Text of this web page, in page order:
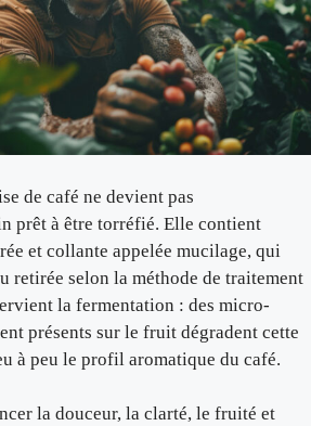
de café ne devient pas
prêt à être torréfié. Elle contient
et collante appelée mucilage, qui
retirée selon la méthode de traitement
la fermentation : des micro-
présents sur le fruit dégradent cette
à peu le profil aromatique du café.
la douceur, la clarté, le fruité et